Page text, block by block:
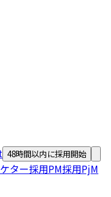
48時間以内に採用開始
ター採用PM採用PjM